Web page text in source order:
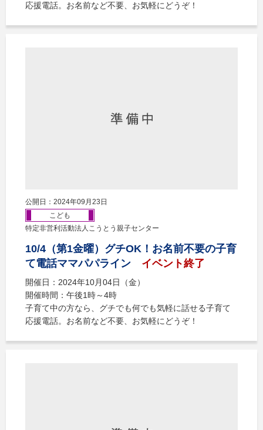
応援電話。お名前など不要、お気軽にどうぞ！
公開日：2024年09月23日
こども
特定非営利活動法人こうとう親子センター
10/4（第1金曜）グチOK！お名前不要の子育
て電話ママパパライン
イベント終了
開催日：2024年10月04日（金）
開催時間：午後1時～4時
子育て中の方なら、グチでも何でも気軽に話せる子育て
応援電話。お名前など不要、お気軽にどうぞ！